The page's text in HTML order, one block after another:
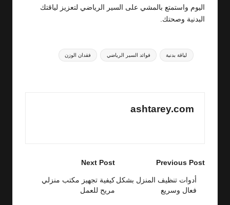
اليوم واستمتع بالمشي على السير الرياضي لتعزيز لياقتك
البدنية وصحتك.
Tags:
فقدان الوزن فوائد السير الرياضي لياقة بدنية
ashtarey.com
Post
navigation
Previous Post
أدوات تنظيف المنزل بشكل
فعال وسريع
Next Post
كيفية تجهيز مكتب منزلي
مريح للعمل